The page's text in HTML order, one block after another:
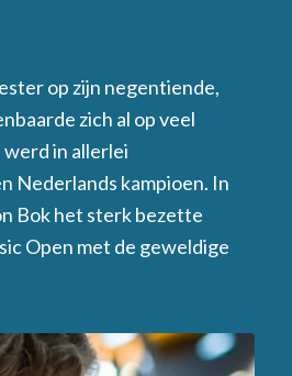
op zijn negentiende,
zich al op veel
in allerlei
Nederlands kampioen. In
Bok het sterk bezette
Open met de geweldige